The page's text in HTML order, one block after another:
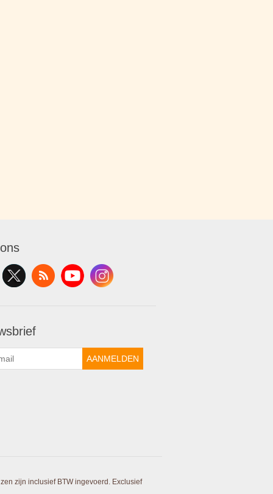
AANMELDEN
zijn inclusief BTW ingevoerd. Exclusief